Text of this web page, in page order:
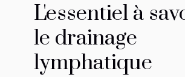
L'essentiel à
le drainage
lymphatique